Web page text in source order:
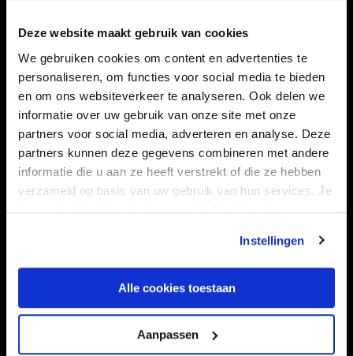
Deze website maakt gebruik van cookies
We gebruiken cookies om content en advertenties te
personaliseren, om functies voor social media te bieden
en om ons websiteverkeer te analyseren. Ook delen we
informatie over uw gebruik van onze site met onze
partners voor social media, adverteren en analyse. Deze
partners kunnen deze gegevens combineren met andere
informatie die u aan ze heeft verstrekt of die ze hebben
verzameld op basis van uw gebruik van hun services. Je
kan je toestemming beheren op de Cookiepagina.
Instellingen
Alle cookies toestaan
Aanpassen
Navigeer naar
CLUB
TEAMS
STADION
SUPPORTERS
FOUNDATION
KAARTVERKOOP
BUSINESS
Informatie